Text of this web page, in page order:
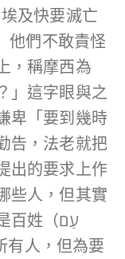
及快要滅亡
他們不敢責怪
，稱摩西為
」這字眼與之
卑「要到幾時
告，法老就把
出的要求上作
些人，但其實
摩西之前已清楚對他說要走的是百姓（עַם
有人，但為要